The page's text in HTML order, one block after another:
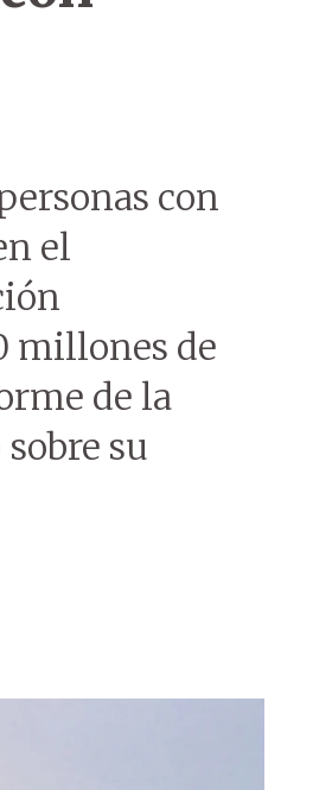
con
el
millones de
de la
su